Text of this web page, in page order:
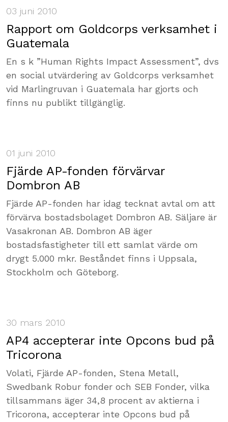
03 juni 2010
Rapport om Goldcorps verksamhet i
Guatemala
En s k ”Human Rights Impact Assessment”, dvs
en social utvärdering av Goldcorps verksamhet
vid Marlingruvan i Guatemala har gjorts och
finns nu publikt tillgänglig.
01 juni 2010
Fjärde AP-fonden förvärvar
Dombron AB
Fjärde AP-fonden har idag tecknat avtal om att
förvärva bostadsbolaget Dombron AB. Säljare är
Vasakronan AB. Dombron AB äger
bostadsfastigheter till ett samlat värde om
drygt 5.000 mkr. Beståndet finns i Uppsala,
Stockholm och Göteborg.
30 mars 2010
AP4 accepterar inte Opcons bud på
Tricorona
Volati, Fjärde AP-fonden, Stena Metall,
Swedbank Robur fonder och SEB Fonder, vilka
tillsammans äger 34,8 procent av aktierna i
Tricorona, accepterar inte Opcons bud på